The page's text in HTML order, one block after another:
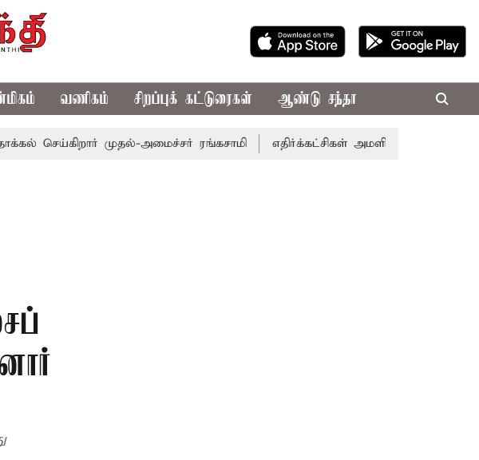
வணிகம் சிறப்புக் கட்டுரைகள் ஆண்டு சந்தா
முதல்-அமைச்சர் ரங்கசாமி எதிர்க்கட்சிகள் அமளி: நாடாளுமன்ற இரு